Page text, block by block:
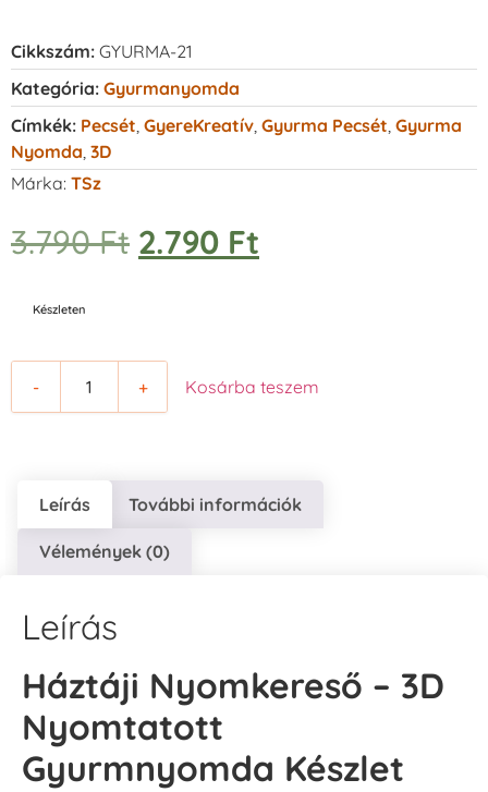
Cikkszám: GYURMA-21
Kategória: Gyurmanyomda
Címkék: Pecsét GyereKreatív Gyurma Pecsét Gyurma
Nyomda 3D
Márka: TSz
3.790Ft 2.790 Ft
Készleten
- + Kosárba teszem
Leírás További információk
Vélemények (0)
Leírás
Háztáji Nyomkereső – 3D
Nyomtatott
Gyurmnyomda Készlet